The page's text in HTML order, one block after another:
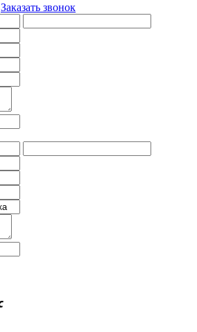
Заказать звонок